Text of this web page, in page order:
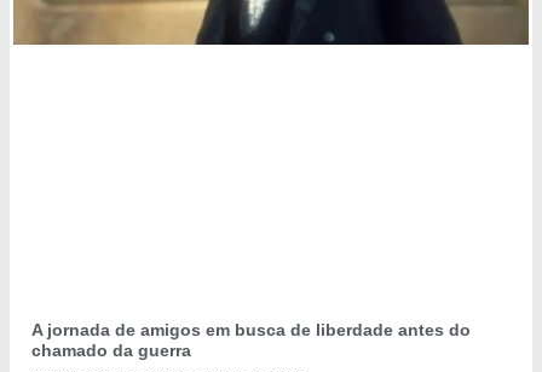
A jornada de amigos em busca de liberdade antes do
chamado da guerra